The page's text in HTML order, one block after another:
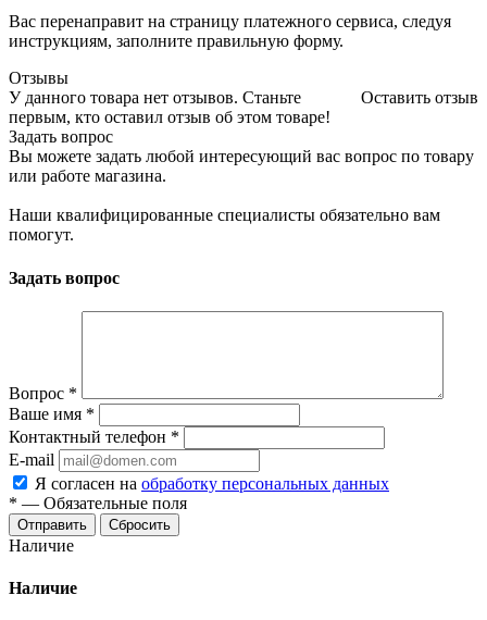
Вас перенаправит на страницу платежного сервиса, следуя
инструкциям, заполните правильную форму.
Отзывы
Оставить отзыв
У данного товара нет отзывов. Станьте
первым, кто оставил отзыв об этом товаре!
Задать вопрос
Вы можете задать любой интересующий вас вопрос по товару
или работе магазина.
Наши квалифицированные специалисты обязательно вам
помогут.
Задать вопрос
Вопрос *
Ваше имя *
Контактный телефон *
E-mail
Я согласен на обработку персональных данных
* — Обязательные поля
Отправить Сбросить
Наличие
Наличие